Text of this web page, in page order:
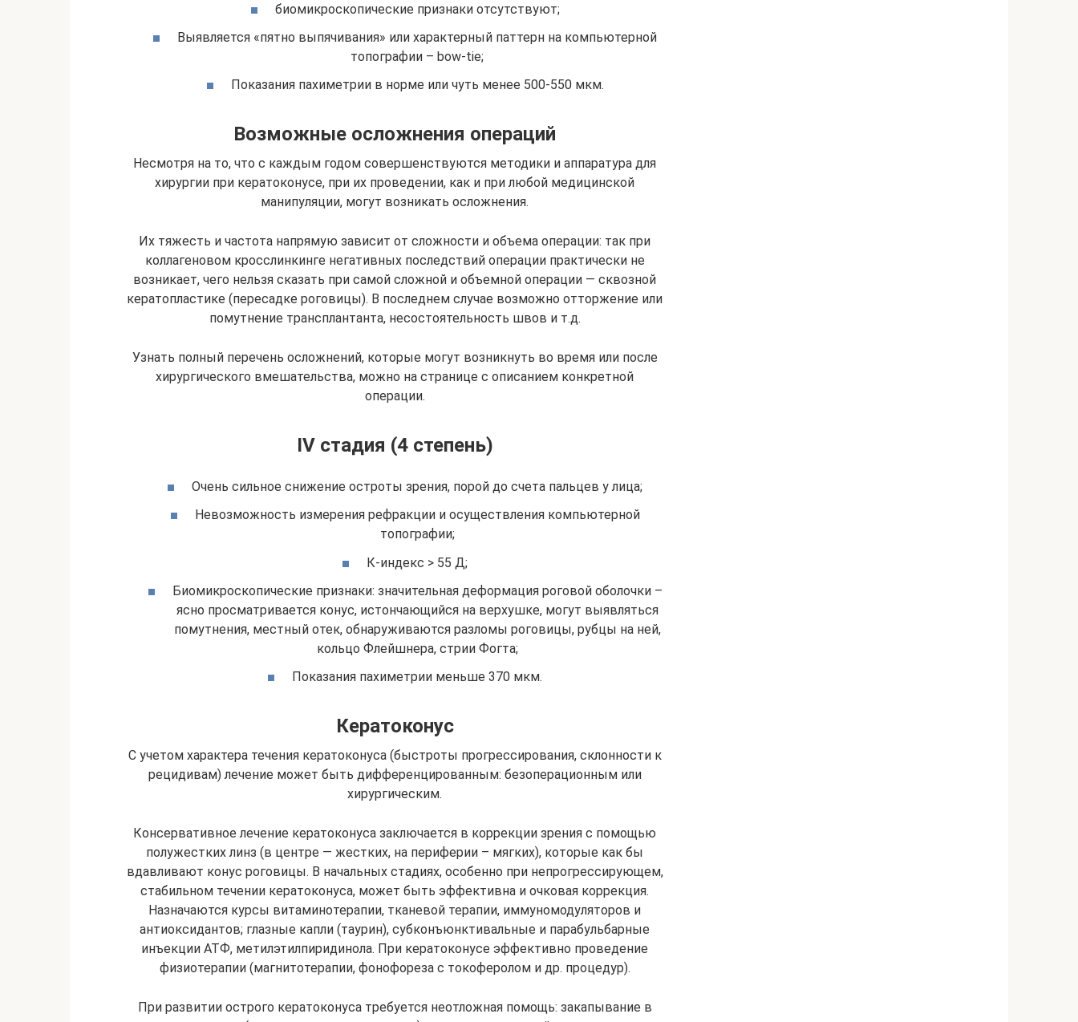
биомикроскопические признаки отсутствуют;
Выявляется «пятно выпячивания» или характерный паттерн на компьютерной
топографии – bow-tie;
Показания пахиметрии в норме или чуть менее 500-550 мкм.
Возможные осложнения операций
Несмотря на то, что с каждым годом совершенствуются методики и аппаратура для
хирургии при кератоконусе, при их проведении, как и при любой медицинской
манипуляции, могут возникать осложнения.
Их тяжесть и частота напрямую зависит от сложности и объема операции: так при
коллагеновом кросслинкинге негативных последствий операции практически не
возникает, чего нельзя сказать при самой сложной и объемной операции — сквозной
кератопластике (пересадке роговицы). В последнем случае возможно отторжение или
помутнение трансплантанта, несостоятельность швов и т.д.
Узнать полный перечень осложнений, которые могут возникнуть во время или после
хирургического вмешательства, можно на странице с описанием конкретной
операции.
IV стадия (4 степень)
Очень сильное снижение остроты зрения, порой до счета пальцев у лица;
Невозможность измерения рефракции и осуществления компьютерной
топографии;
К-индекс > 55 Д;
Биомикроскопические признаки: значительная деформация роговой оболочки –
ясно просматривается конус, истончающийся на верхушке, могут выявляться
помутнения, местный отек, обнаруживаются разломы роговицы, рубцы на ней,
кольцо Флейшнера, стрии Фогта;
Показания пахиметрии меньше 370 мкм.
Кератоконус
С учетом характера течения кератоконуса (быстроты прогрессирования, склонности к
рецидивам) лечение может быть дифференцированным: безоперационным или
хирургическим.
Консервативное лечение кератоконуса заключается в коррекции зрения с помощью
полужестких линз (в центре — жестких, на периферии – мягких), которые как бы
вдавливают конус роговицы. В начальных стадиях, особенно при непрогрессирующем,
стабильном течении кератоконуса, может быть эффективна и очковая коррекция.
Назначаются курсы витаминотерапии, тканевой терапии, иммуномодуляторов и
антиоксидантов; глазные капли (таурин), субконъюнктивальные и парабульбарные
инъекции АТФ, метилэтилпиридинола. При кератоконусе эффективно проведение
физиотерапии (магнитотерапии, фонофореза с токоферолом и др. процедур).
При развитии острого кератоконуса требуется неотложная помощь: закапывание в